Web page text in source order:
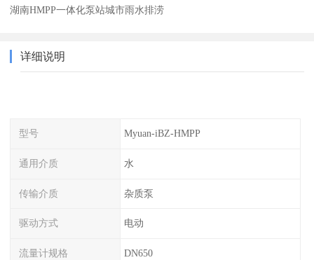
湖南HMPP一体化泵站城市雨水排涝
详细说明
型号 Myuan-iBZ-HMPP
通用介质 水
传输介质 杂质泵
驱动方式 电动
流量计规格 DN650